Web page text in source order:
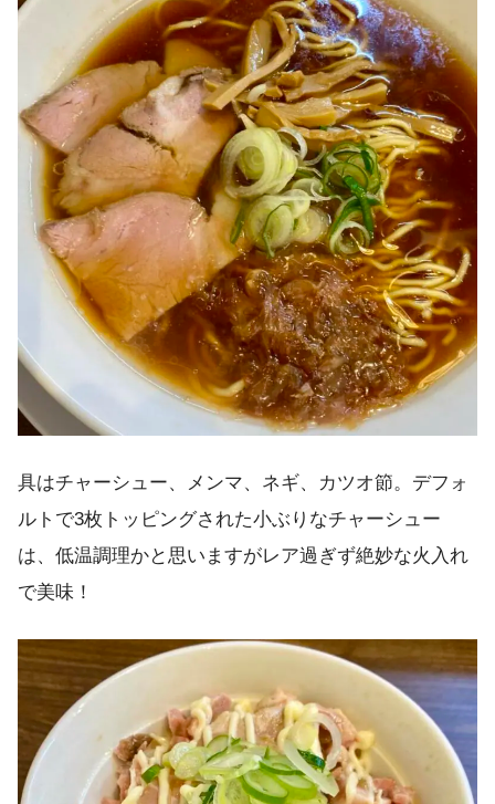
具はチャーシュー、メンマ、ネギ、カツオ節。デフォ
ルトで3枚トッピングされた小ぶりなチャーシュー
は、低温調理かと思いますがレア過ぎず絶妙な火入れ
で美味！